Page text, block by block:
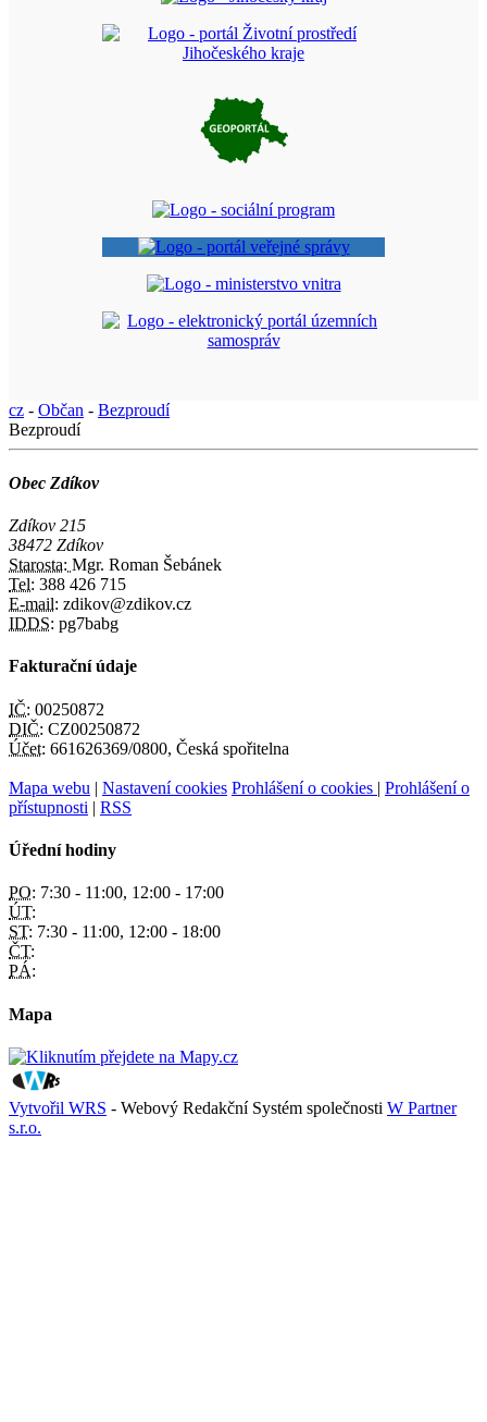
cz - Občan - Bezproudí
Bezproudí
Obec Zdíkov
Zdíkov 215
38472 Zdíkov
Starosta: Mgr. Roman Šebánek
Tel: 388 426 715
E-mail: zdikov@zdikov.cz
IDDS: pg7babg
Fakturační údaje
IČ: 00250872
DIČ: CZ00250872
Účet: 661626369/0800, Česká spořitelna
Mapa webu | Nastavení cookies Prohlášení o cookies | Prohlášení o
přístupnosti | RSS
Úřední hodiny
PO: 7:30 - 11:00, 12:00 - 17:00
ÚT:
ST: 7:30 - 11:00, 12:00 - 18:00
ČT:
PÁ:
Mapa
Vytvořil WRS - Webový Redakční Systém společnosti W Partner
s.r.o.